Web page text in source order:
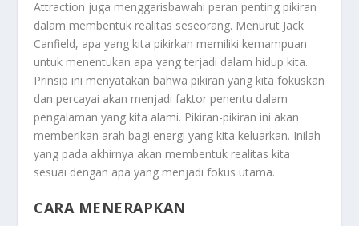
Attraction juga menggarisbawahi peran penting pikiran
dalam membentuk realitas seseorang. Menurut Jack
Canfield, apa yang kita pikirkan memiliki kemampuan
untuk menentukan apa yang terjadi dalam hidup kita.
Prinsip ini menyatakan bahwa pikiran yang kita fokuskan
dan percayai akan menjadi faktor penentu dalam
pengalaman yang kita alami. Pikiran-pikiran ini akan
memberikan arah bagi energi yang kita keluarkan. Inilah
yang pada akhirnya akan membentuk realitas kita
sesuai dengan apa yang menjadi fokus utama.
CARA MENERAPKAN